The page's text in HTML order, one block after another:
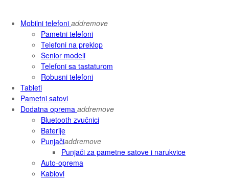
Mobilni telefoni addremove
Pametni telefoni
Telefoni na preklop
Senior modeli
Telefoni sa tastaturom
Robusni telefoni
Tableti
Pametni satovi
Dodatna oprema addremove
Bluetooth zvučnici
Baterije
Punjačiaddremove
Punjači za pametne satove i narukvice
Auto-oprema
Kablovi